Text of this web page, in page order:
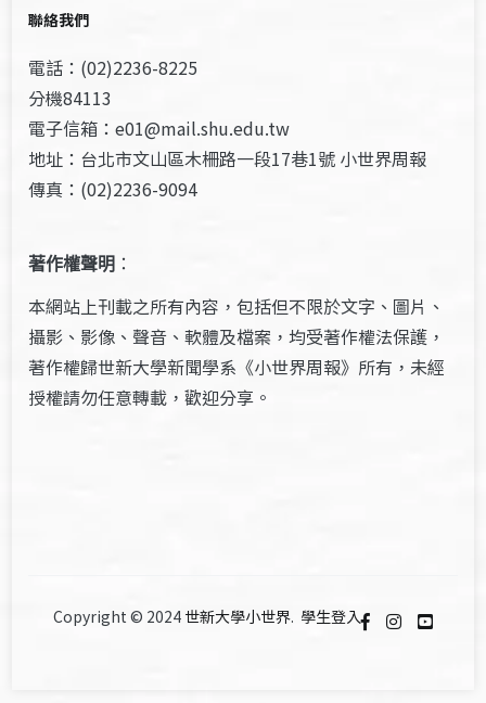
聯絡我們
電話：(02)2236-8225
分機84113
電子信箱：e01@mail.shu.edu.tw
地址：台北市文山區木柵路一段17巷1號 小世界周報
傳真：(02)2236-9094
著作權聲明 ：
本網站上刊載之所有內容，包括但不限於文字、圖片、
攝影、影像、聲音、軟體及檔案，均受著作權法保護，
著作權歸世新大學新聞學系《小世界周報》所有，未經
授權請勿任意轉載，歡迎分享。
Copyright © 2024 世新大學小世界. 學生登入